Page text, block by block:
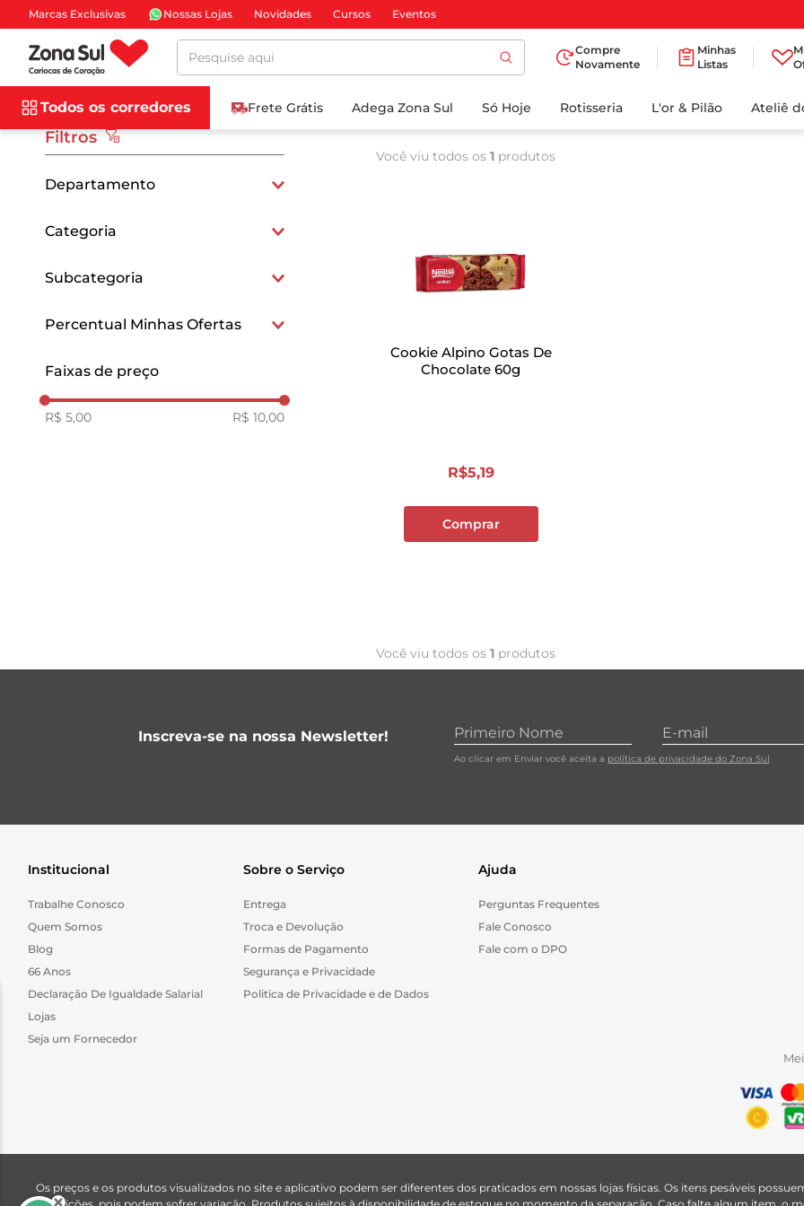
Marcas Exclusivas Nossas Lojas Novidades Cursos Eventos
Pesquise aqui
Compre
Novamente
Minhas
Listas
Todos os corredores Frete Grátis Adega Zona Sul Só Hoje Rotisseria L'or & Pilão Ateliê
Filtros
Departamento
Categoria
Subcategoria
Percentual Minhas Ofertas
Faixas de preço
R$ 5,00 R$ 10,00
Você viu todos os1 produtos
Cookie Alpino Gotas De
Chocolate 60g
R$5,19
Comprar
Você viu todos os1 produtos
Inscreva-se na nossa Newsletter!
Ao clicar em Enviar você aceita a política de privacidade do Zona Sul
Institucional
Trabalhe Conosco
Quem Somos
Blog
66 Anos
Declaração De Igualdade Salarial
Lojas
Seja um Fornecedor
Sobre o Serviço
Entrega
Troca e Devolução
Formas de Pagamento
Segurança e Privacidade
Politica de Privacidade e de Dados
Ajuda
Perguntas Frequentes
Fale Conosco
Fale com o DPO
Os preços e os produtos visualizados no site e aplicativo podem ser diferentes dos praticados em nossas lojas físicas. Os itens pesáveis
BUSCADOS
8º